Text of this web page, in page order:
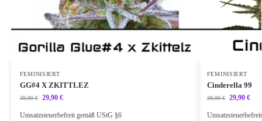
FEMINISIERT
GG#4 X ZKITTLEZ
39,90€ 29,90 €
Umsatzsteuerbefreit gemäß UStG §6
FEMINISIERT
Cinderella 99
39,90€ 29,90 €